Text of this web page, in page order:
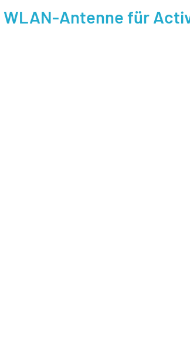
WLAN-Antenne für